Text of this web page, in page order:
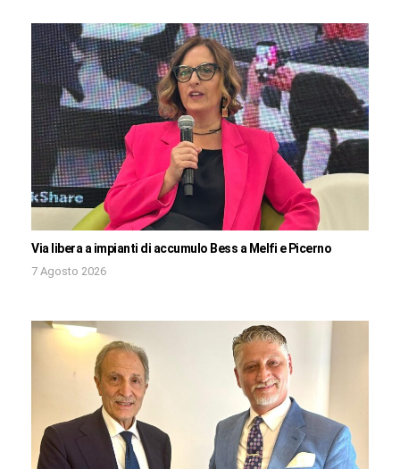
Via libera a impianti di accumulo Bess a Melfi e Picerno
7 Agosto 2026